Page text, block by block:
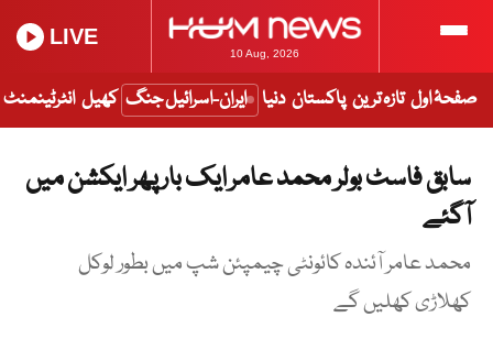
10 Aug, 2026
LIVE
صفحۂ اول تازہ ترین پاکستان دنیا ایران-اسرائیل جنگ کھیل انٹرٹینمنٹ
سابق فاسٹ بولر محمد عامر ایک بار پھر ایکشن میں
آگئے
محمد عامر آئندہ کائونٹی چیمپئن شپ میں بطور لوکل
کھلاڑی کھلیں گے